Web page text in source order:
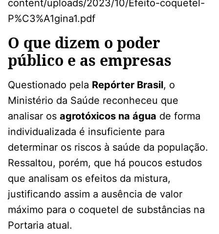
content/uploads/2023/10/Efeito-coquetel-
P%C3%A1gina1.pdf
O que dizem o poder
público e as empresas
Questionado pela Repórter Brasil, o
Ministério da Saúde reconheceu que
analisar os agrotóxicos na água de forma
individualizada é insuficiente para
determinar os riscos à saúde da população.
Ressaltou, porém, que há poucos estudos
que analisam os efeitos da mistura,
justificando assim a ausência de valor
máximo para o coquetel de substâncias na
Portaria atual.